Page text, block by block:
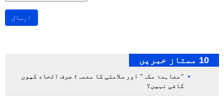
ارسال
10 ممتاز خبریں
"معاہدۂ مکہ" اور سلامتی کا معمہ؛ صرف اتحاد کیوں
کافی نہیں؟